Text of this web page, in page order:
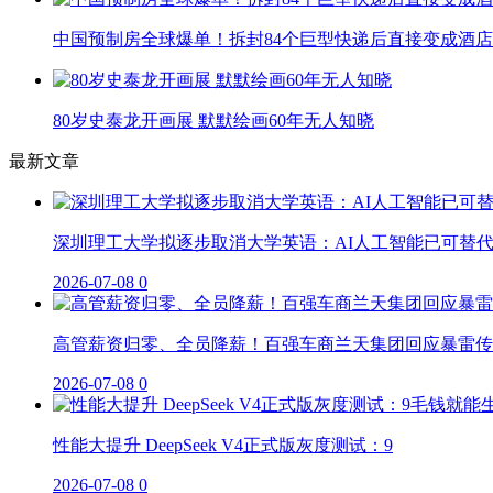
中国预制房全球爆单！拆封84个巨型快递后直接变成酒店
80岁史泰龙开画展 默默绘画60年无人知晓
最新文章
深圳理工大学拟逐步取消大学英语：AI人工智能已可替代
2026-07-08 0
高管薪资归零、全员降薪！百强车商兰天集团回应暴雷
2026-07-08 0
性能大提升 DeepSeek V4正式版灰度测试：9
2026-07-08 0